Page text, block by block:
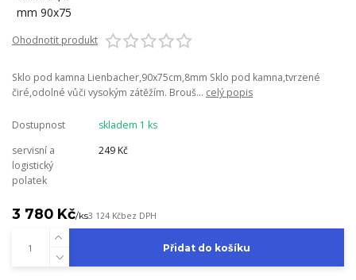
Ohodnotit produkt
Sklo pod kamna Lienbacher,90x75cm,8mm Sklo pod kamna,tvrzené
čiré,odolné vůči vysokým zátěžím. Brouš... celý popis
Dostupnost
skladem 1 ks
servisní a
logistický
polatek
249 Kč
3 780 Kč/ks3 124 Kčbez DPH
Přidat do košíku